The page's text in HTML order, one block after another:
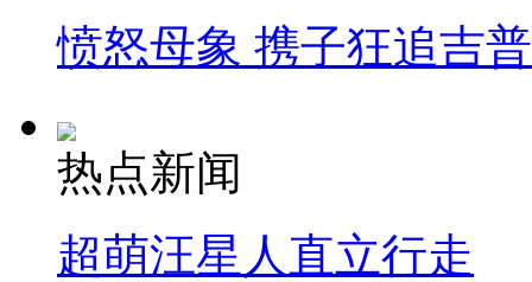
愤怒母象 携子狂追吉
热点新闻
超萌汪星人直立行走